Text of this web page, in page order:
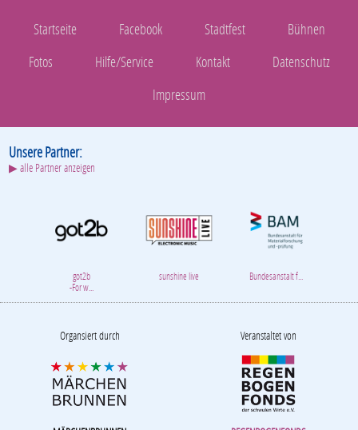
Startseite Facebook Stadtfest
Bühnen
Fotos
Hilfe/Service Kontakt
Datenschutz
Impressum
Unsere Partner:
▶ alle Partner anzeigen
got2b
-For w...
sunshine live Bundesanstalt f...
Organsiert durch Veranstaltet von